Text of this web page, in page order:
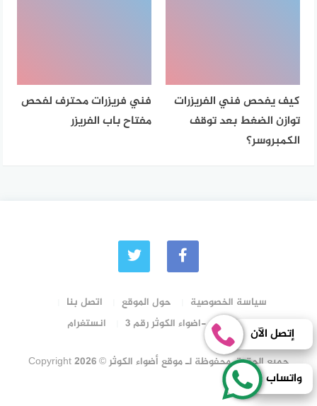
كيف يفحص فني الفريزرات
توازن الضغط بعد توقف
الكمبروسر؟
فني فريزرات محترف لفحص
مفتاح باب الفريزر
سياسة الخصوصية حول الموقع
اتصل بنا
رقم الترخيص -اضواء الكوثر رقم 3
انستغرام
جميع الحقوق محفوظة لـ موقع أضواء الكوثر © Copyright 2026
إتصل الآن
واتساب